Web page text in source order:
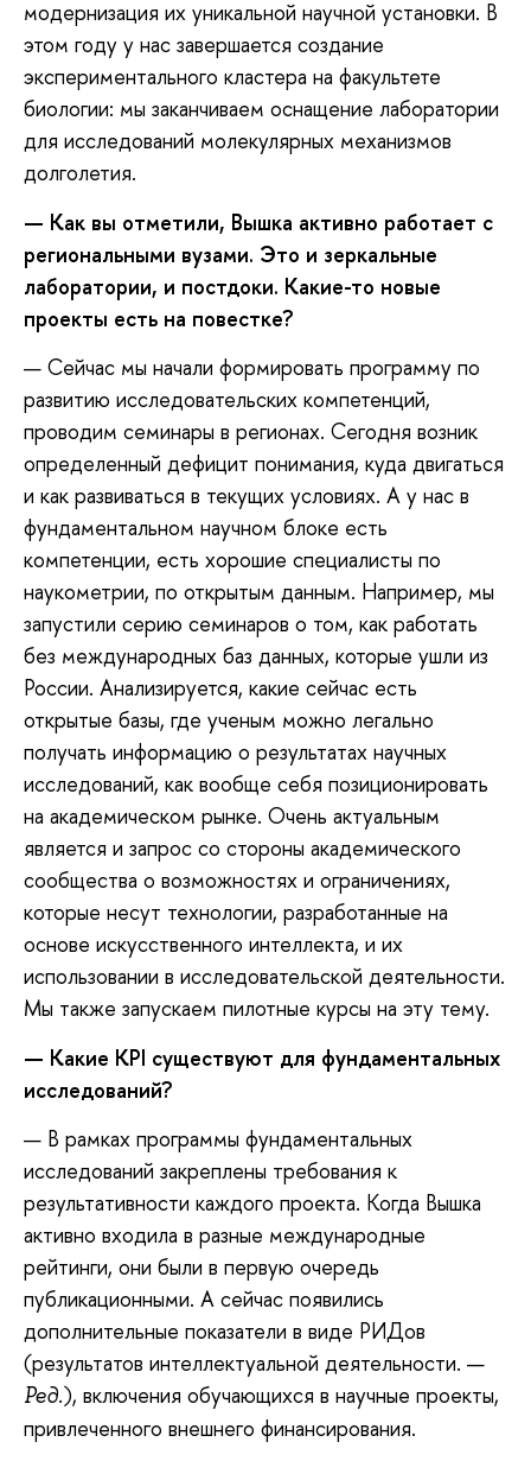
модернизация их уникальной научной установки. В
этом году у нас завершается создание
экспериментального кластера на факультете
биологии: мы заканчиваем оснащение лаборатории
для исследований молекулярных механизмов
долголетия.
— Как вы отметили, Вышка активно работает с
региональными вузами. Это и зеркальные
лаборатории, и постдоки. Какие-то новые
проекты есть на повестке?
— Сейчас мы начали формировать программу по
развитию исследовательских компетенций,
проводим семинары в регионах. Сегодня возник
определенный дефицит понимания, куда двигаться
и как развиваться в текущих условиях. А у нас в
фундаментальном научном блоке есть
компетенции, есть хорошие специалисты по
наукометрии, по открытым данным. Например, мы
запустили серию семинаров о том, как работать
без международных баз данных, которые ушли из
России. Анализируется, какие сейчас есть
открытые базы, где ученым можно легально
получать информацию о результатах научных
исследований, как вообще себя позиционировать
на академическом рынке. Очень актуальным
является и запрос со стороны академического
сообщества о возможностях и ограничениях,
которые несут технологии, разработанные на
основе искусственного интеллекта, и их
использовании в исследовательской деятельности.
Мы также запускаем пилотные курсы на эту тему.
— Какие KPI существуют для фундаментальных
исследований?
— В рамках программы фундаментальных
исследований закреплены требования к
результативности каждого проекта. Когда Вышка
активно входила в разные международные
рейтинги, они были в первую очередь
публикационными. А сейчас появились
дополнительные показатели в виде РИДов
(результатов интеллектуальной деятельности. —
Ред.), включения обучающихся в научные проекты,
привлеченного внешнего финансирования.